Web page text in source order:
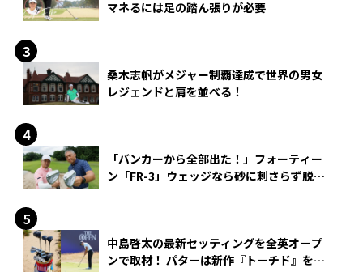
マネるには足の踏ん張りが必要
桑木志帆がメジャー制覇達成で世界の男女
レジェンドと肩を並べる！
「バンカーから全部出た！」フォーティー
ン「FR-3」ウェッジなら砂に刺さらず脱出
中島啓太の最新セッティングを全英オープ
ンで取材！ パターは新作『トーチド』を投